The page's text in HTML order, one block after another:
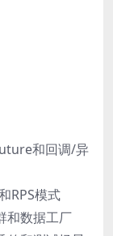
和回调/异
RPS模式
和数据工厂